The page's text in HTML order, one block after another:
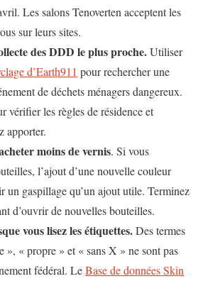
Les salons Tenoverten acceptent les
sur leurs sites.
des DDD le plus proche.Utiliser
d’Earth911 pour rechercher une
de déchets ménagers dangereux.
vérifier les règles de résidence et
apporter.
moins de vernis. Si vous
l’ajout d’une nouvelle couleur
un gaspillage qu’un ajout utile. Terminez
d’ouvrir de nouvelles bouteilles.
vous lisez les étiquettes.Des termes
», « propre » et « sans X » ne sont pas
fédéral. LeBase de données Skin